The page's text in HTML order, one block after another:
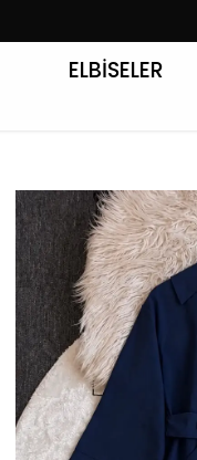
ELBİSELER